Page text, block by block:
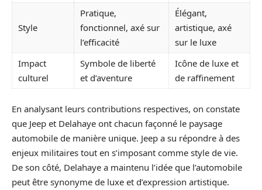
Style
Pratique,
fonctionnel, axé sur
l’efficacité
Élégant,
artistique, axé
sur le luxe
Impact
culturel
Symbole de liberté
et d’aventure
Icône de luxe et
de raffinement
En analysant leurs contributions respectives, on constate
que Jeep et Delahaye ont chacun façonné le paysage
automobile de manière unique. Jeep a su répondre à des
enjeux militaires tout en s’imposant comme style de vie.
De son côté, Delahaye a maintenu l’idée que l’automobile
peut être synonyme de luxe et d’expression artistique.